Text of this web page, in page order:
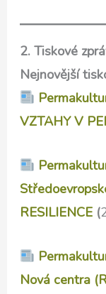
2. Tiskové
Nejnovější
VZTAHY V
RESILIENCE (
Nová centra